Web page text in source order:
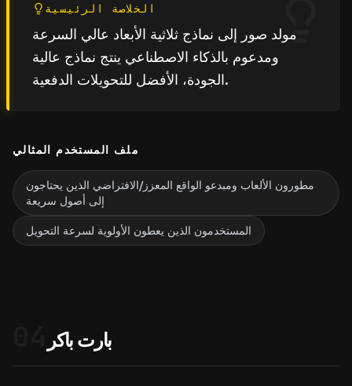
الخلاصة الرئيسية
مولد صور إلى نماذج ثلاثية الأبعاد عالي السرعة
ومدعوم بالذكاء الاصطناعي ينتج نماذج عالية
الجودة، الأفضل للتحويلات الدفعية.
ملف المستخدم المثالي
مطورون الألعاب ومبدعو الواقع المعزز/الافتراضي الذين يحتاجون
إلى أصول سريعة
المستخدمون الذين يعطون الأولوية لسرعة التحويل
بارت باكر